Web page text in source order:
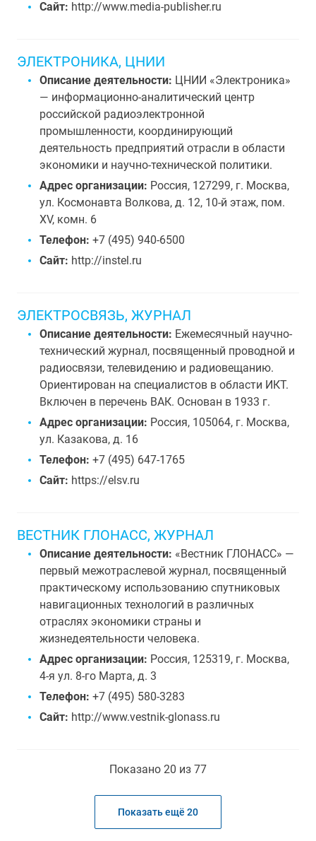
Сайт: http://www.media-publisher.ru
ЭЛЕКТРОНИКА, ЦНИИ
Описание деятельности: ЦНИИ «Электроника»
— информационно-аналитический центр
российской радиоэлектронной
промышленности, координирующий
деятельность предприятий отрасли в области
экономики и научно-технической политики.
Адрес организации: Россия, 127299, г. Москва,
ул. Космонавта Волкова, д. 12, 10-й этаж, пом.
XV, комн. 6
Телефон: +7 (495) 940-6500
Сайт: http://instel.ru
ЭЛЕКТРОСВЯЗЬ, ЖУРНАЛ
Описание деятельности: Ежемесячный научно-
технический журнал, посвященный проводной и
радиосвязи, телевидению и радиовещанию.
Ориентирован на специалистов в области ИКТ.
Включен в перечень ВАК. Основан в 1933 г.
Адрес организации: Россия, 105064, г. Москва,
ул. Казакова, д. 16
Телефон: +7 (495) 647-1765
Сайт: https://elsv.ru
ВЕСТНИК ГЛОНАСС, ЖУРНАЛ
Описание деятельности: «Вестник ГЛОНАСС» —
первый межотраслевой журнал, посвященный
практическому использованию спутниковых
навигационных технологий в различных
отраслях экономики страны и
жизнедеятельности человека.
Адрес организации: Россия, 125319, г. Москва,
4-я ул. 8-го Марта, д. 3
Телефон: +7 (495) 580-3283
Сайт: http://www.vestnik-glonass.ru
Показано 20 из 77
Показать ещё 20